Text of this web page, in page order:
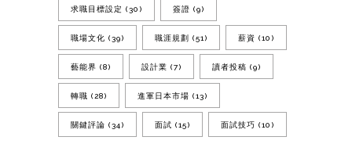
求職目標設定 (30) 簽證 (9)
職場文化 (39) 職涯規劃 (51) 薪資 (10)
藝能界 (8) 設計業 (7) 讀者投稿 (9)
轉職 (28) 進軍日本市場 (13)
關鍵評論 (34) 面試 (15) 面試技巧 (10)